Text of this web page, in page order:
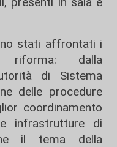
stati affrontati i
riforma: dalla
di Sistema
delle procedure
coordinamento
infrastrutture di
il tema della